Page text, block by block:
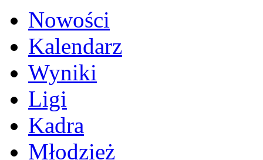
Nowości
Kalendarz
Wyniki
Ligi
Kadra
Młodzież